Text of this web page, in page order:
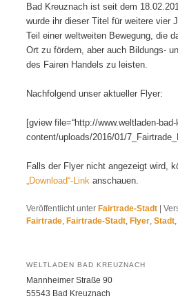
Bad Kreuznach ist seit dem
wurde ihr dieser Titel für weitere vier
Teil einer weltweiten Bewegung, die
Ort zu fördern, aber auch Bildungs-
des Fairen Handels zu leisten.
Nachfolgend unser aktueller Flyer:
[gview file=“http://www.weltladen-
content/uploads/2016/01/
Falls der Flyer nicht angezeigt wird,
„Download“-Link anschauen.
Veröffentlicht unter Fairtrade-Stadt
Fairtrade, Fairtrade-Stadt, Flyer, Stadt,
WELTLADEN BAD KREUZNACH
Mannheimer Straße 90
55543 Bad Kreuznach